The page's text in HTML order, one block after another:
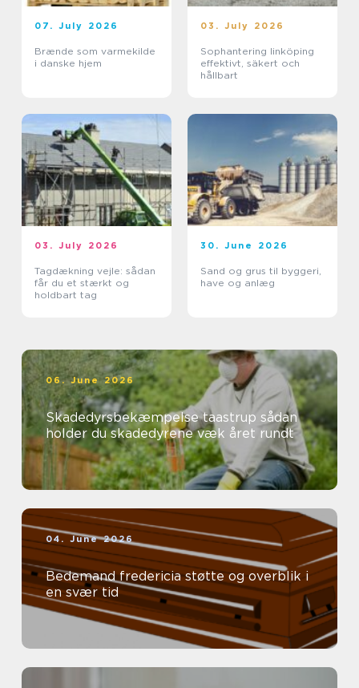
07. July 2026
Brænde som varmekilde
i danske hjem
03. July 2026
Sophantering linköping
effektivt, säkert och
hållbart
03. July 2026
Tagdækning vejle: sådan
får du et stærkt og
holdbart tag
30. June 2026
Sand og grus til byggeri,
have og anlæg
06. June 2026
Skadedyrsbekæmpelse taastrup sådan
holder du skadedyrene væk året rundt
04. June 2026
Bedemand fredericia støtte og overblik i
en svær tid